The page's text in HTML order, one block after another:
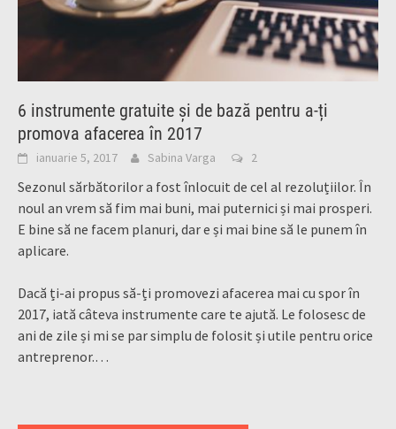
6 instrumente gratuite și de bază pentru a-ți
promova afacerea în 2017
ianuarie 5, 2017 Sabina Varga 2
Sezonul sărbătorilor a fost înlocuit de cel al rezoluțiilor. În
noul an vrem să fim mai buni, mai puternici și mai prosperi.
E bine să ne facem planuri, dar e și mai bine să le punem în
aplicare.
Dacă ți-ai propus să-ți promovezi afacerea mai cu spor în
2017, iată câteva instrumente care te ajută. Le folosesc de
ani de zile și mi se par simplu de folosit și utile pentru orice
antreprenor.…